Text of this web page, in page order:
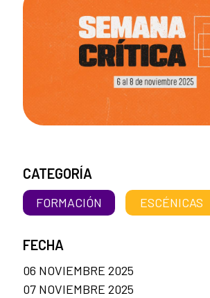
CATEGORÍA
FORMACIÓN ESCÉNICAS
FECHA
06 NOVIEMBRE 2025
07 NOVIEMBRE 2025